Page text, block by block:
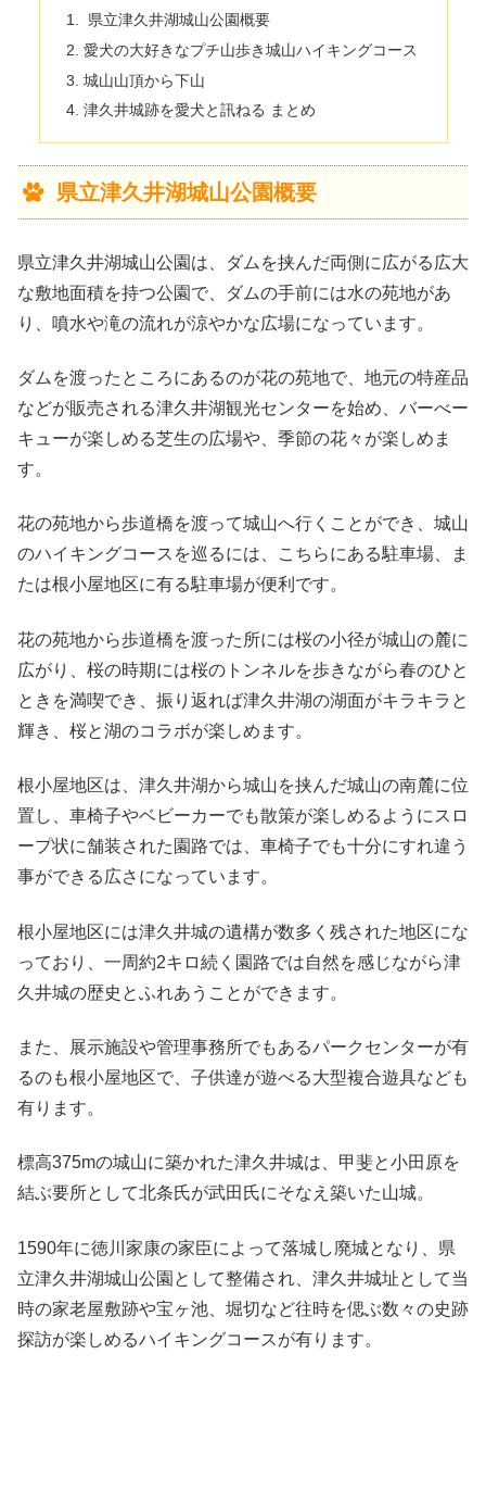
県立津久井湖城山公園概要
愛犬の大好きなプチ山歩き城山ハイキングコース
城山山頂から下山
津久井城跡を愛犬と訊ねる まとめ
県立津久井湖城山公園概要
県立津久井湖城山公園は、ダムを挟んだ両側に広がる広大
な敷地面積を持つ公園で、ダムの手前には水の苑地があ
り、噴水や滝の流れが涼やかな広場になっています。
ダムを渡ったところにあるのが花の苑地で、地元の特産品
などが販売される津久井湖観光センターを始め、バーべー
キューが楽しめる芝生の広場や、季節の花々が楽しめま
す。
花の苑地から歩道橋を渡って城山へ行くことができ、城山
のハイキングコースを巡るには、こちらにある駐車場、ま
たは根小屋地区に有る駐車場が便利です。
花の苑地から歩道橋を渡った所には桜の小径が城山の麓に
広がり、桜の時期には桜のトンネルを歩きながら春のひと
ときを満喫でき、振り返れば津久井湖の湖面がキラキラと
輝き、桜と湖のコラボが楽しめます。
根小屋地区は、津久井湖から城山を挟んだ城山の南麓に位
置し、車椅子やベビーカーでも散策が楽しめるようにスロ
ープ状に舗装された園路では、車椅子でも十分にすれ違う
事ができる広さになっています。
根小屋地区には津久井城の遺構が数多く残された地区にな
っており、一周約2キロ続く園路では自然を感じながら津
久井城の歴史とふれあうことができます。
また、展示施設や管理事務所でもあるパークセンターが有
るのも根小屋地区で、子供達が遊べる大型複合遊具なども
有ります。
標高375mの城山に築かれた津久井城は、甲斐と小田原を
結ぶ要所として北条氏が武田氏にそなえ築いた山城。
1590年に徳川家康の家臣によって落城し廃城となり、県
立津久井湖城山公園として整備され、津久井城址として当
時の家老屋敷跡や宝ヶ池、堀切など往時を偲ぶ数々の史跡
探訪が楽しめるハイキングコースが有ります。